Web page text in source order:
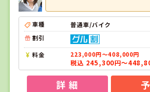
車種
普通車/バイク
割引
料金 223,000円～408,000円
税込 245,300円～
詳 細